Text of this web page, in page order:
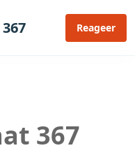
Reageer
367